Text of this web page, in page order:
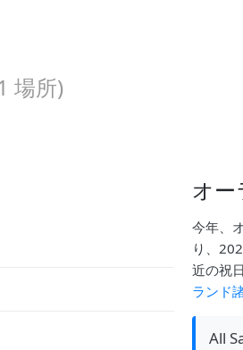
場所)
オー
今年、
り、
近の祝
ランド
All